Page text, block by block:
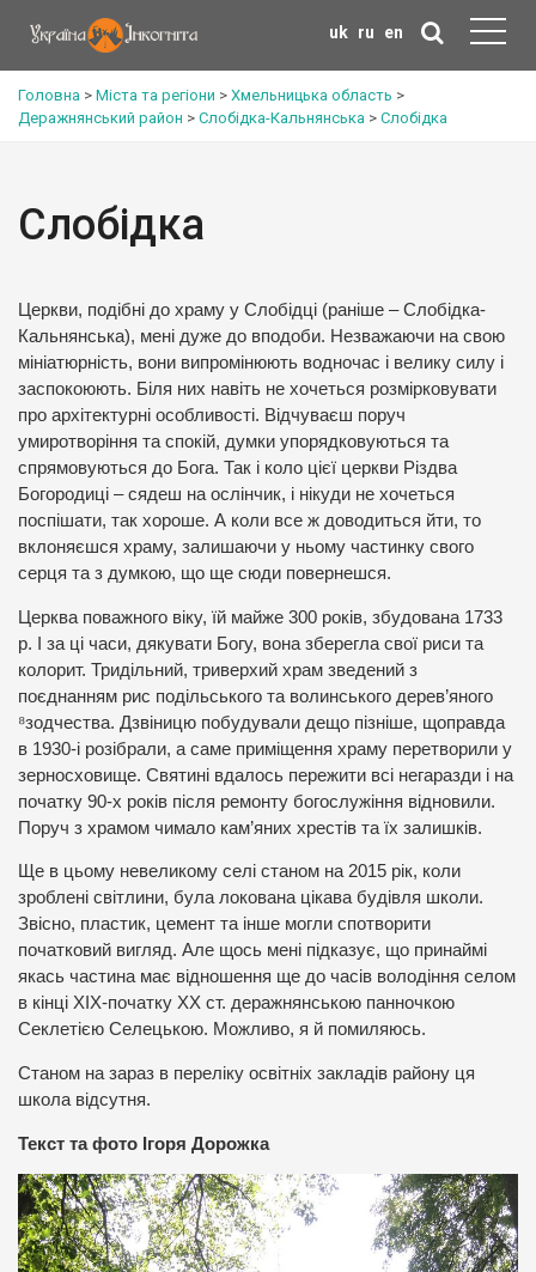
uk ru en
Головна > Міста та регіони > Хмельницька область >
Деражнянський район > Слобідка-Кальнянська > Слобідка
Слобідка
Церкви, подібні до храму у Слобідці (раніше – Слобідка-
Кальнянська), мені дуже до вподоби. Незважаючи на свою
мініатюрність, вони випромінюють водночас і велику силу і
заспокоюють. Біля них навіть не хочеться розмірковувати
про архітектурні особливості. Відчуваєш поруч
умиротворіння та спокій, думки упорядковуються та
спрямовуються до Бога. Так і коло цієї церкви Різдва
Богородиці – сядеш на ослінчик, і нікуди не хочеться
поспішати, так хороше. А коли все ж доводиться йти, то
вклоняєшся храму, залишаючи у ньому частинку свого
серця та з думкою, що ще сюди повернешся.
Церква поважного віку, їй майже 300 років, збудована 1733
р. І за ці часи, дякувати Богу, вона зберегла свої риси та
колорит. Тридільний, триверхий храм зведений з
поєднанням рис подільського та волинського дерев’яного
⁸зодчества. Дзвіницю побудували дещо пізніше, щоправда
в 1930-і розібрали, а саме приміщення храму перетворили у
зерносховище. Святині вдалось пережити всі негаразди і на
початку 90-х років після ремонту богослужіння відновили.
Поруч з храмом чимало кам’яних хрестів та їх залишків.
Ще в цьому невеликому селі станом на 2015 рік, коли
зроблені світлини, була локована цікава будівля школи.
Звісно, пластик, цемент та інше могли спотворити
початковий вигляд. Але щось мені підказує, що принаймі
якась частина має відношення ще до часів володіння селом
в кінці ХІХ-початку ХХ ст. деражнянською панночкою
Секлетією Селецькою. Можливо, я й помиляюсь.
Станом на зараз в переліку освітніх закладів району ця
школа відсутня.
Текст та фото Ігоря Дорожка